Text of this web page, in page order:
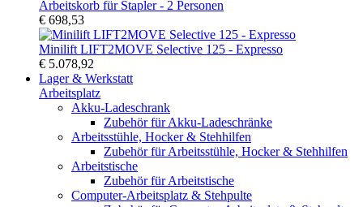
Arbeitskorb für Stapler - 2 Personen
€ 698,53
Minilift LIFT2MOVE Selective 125 - Expresso
€ 5.078,92
Lager & Werkstatt
Arbeitsplatz
Akku-Ladeschrank
Zubehör für Akku-Ladeschränke
Arbeitsstühle, Hocker & Stehhilfen
Zubehör für Arbeitsstühle, Hocker & Stehhilfen
Arbeitstische
Zubehör für Arbeitstische
Computer-Arbeitsplatz & Stehpulte